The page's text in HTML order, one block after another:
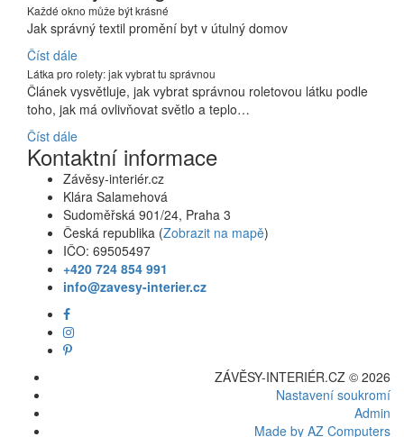
Každé okno může být krásné
Jak správný textil promění byt v útulný domov
Číst dále
Látka pro rolety: jak vybrat tu správnou
Článek vysvětluje, jak vybrat správnou roletovou látku podle
toho, jak má ovlivňovat světlo a teplo…
Číst dále
Kontaktní informace
Závěsy-interiér.cz
Klára Salamehová
Sudoměřská 901/24, Praha 3
Česká republika (Zobrazit na mapě)
IČO: 69505497
+420 724 854 991
info@zavesy-interier.cz
ZÁVĚSY-INTERIÉR.CZ © 2026
Nastavení soukromí
Admin
Made by AZ Computers